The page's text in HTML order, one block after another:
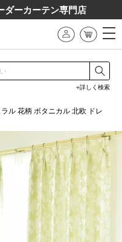
ダーカーテン専⾨店
詳しく検索
ル 花柄 ボタニカル 北欧 ドレ